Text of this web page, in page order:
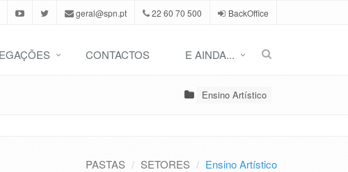
geral@spn.pt 22 60 70 500 BackOffice
CONTACTOS E AINDA...
Ensino Artístico
PASTAS SETORES Ensino Artístico